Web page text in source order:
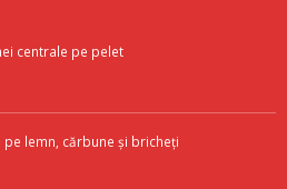
centrale pe pelet
lemn, cărbune și bricheți